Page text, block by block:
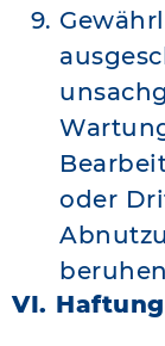
oder
VI.